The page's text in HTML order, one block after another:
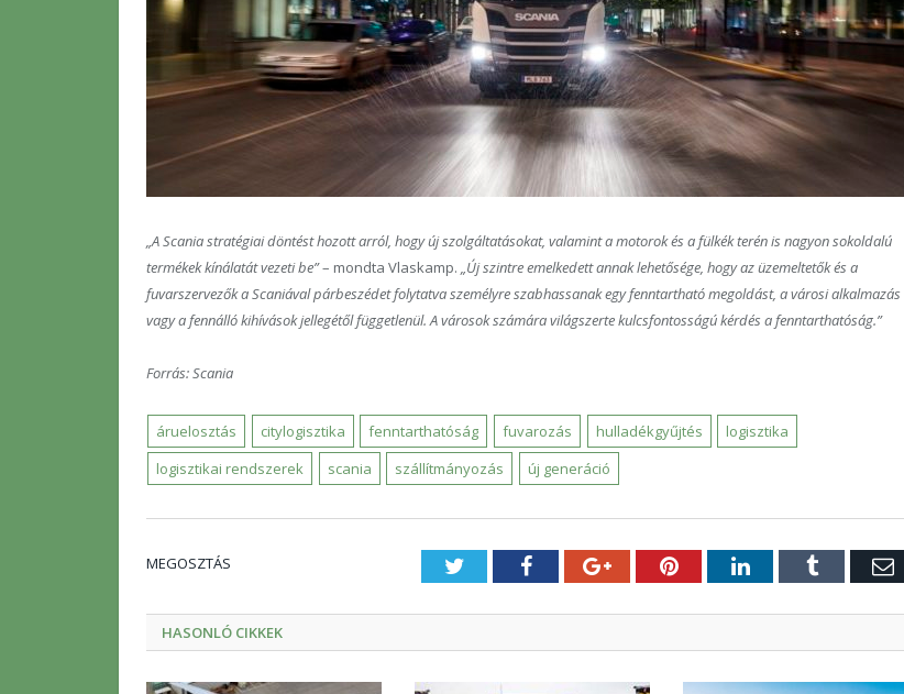
„A Scania stratégiai döntést hozott arról, hogy új szolgáltatásokat, valamint a motorok és a fülkék terén is nagyon sokoldalú
termékek kínálatát vezeti be”– mondta Vlaskamp. „Új szintre emelkedett annak lehetősége, hogy az üzemeltetők és a
fuvarszervezők a Scaniával párbeszédet folytatva személyre szabhassanak egy fenntartható megoldást, a városi alkalmazás
vagy a fennálló kihívások jellegétől függetlenül. A városok számára világszerte kulcsfontosságú kérdés a fenntarthatóság.”
Forrás: Scania
áruelosztás citylogisztika fenntarthatóság fuvarozás hulladékgyűjtés
logisztika
logisztikai rendszerek
scania szállítmányozás új generáció
MEGOSZTÁS TwitterFacebookGoogle+PinterestLinkedInTumblr E-
HASONLÓ CIKKEK